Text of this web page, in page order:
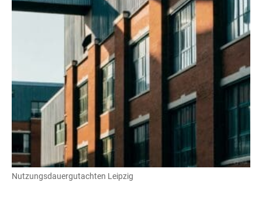
Nutzungsdauergutachten Leipzig